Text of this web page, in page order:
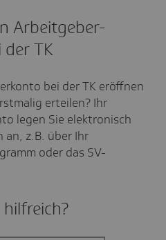
Arbeitgeber-
TK
bei der TK eröffnen
erteilen? Ihr
legen Sie elektronisch
an, z.B. über Ihr
oder das SV-